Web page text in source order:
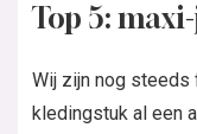
Top 5:
Wij zijn nog steeds
kledingstuk al een